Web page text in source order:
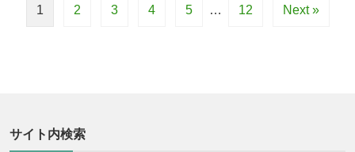
1 2 3 4 5 … 12 Next »
サイト内検索